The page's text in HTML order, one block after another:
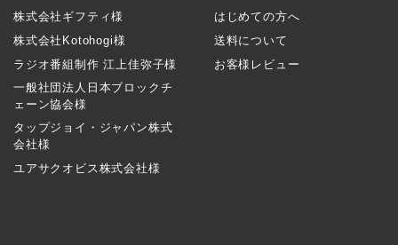
株式会社ギフティ様
株式会社Kotohogi様
ラジオ番組制作 江上佳弥子様
一般社団法人日本ブロックチ
ェーン協会様
タップジョイ・ジャパン株式
会社様
ユアサクオビス株式会社様
はじめての方へ
送料について
お客様レビュー